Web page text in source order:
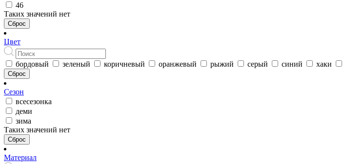
46
Таких значений нет
Сброс
Цвет
бордовый зеленый коричневый оранжевый рыжий серый синий хаки
Сброс
Сезон
всесезонка
деми
зима
Таких значений нет
Сброс
Материал